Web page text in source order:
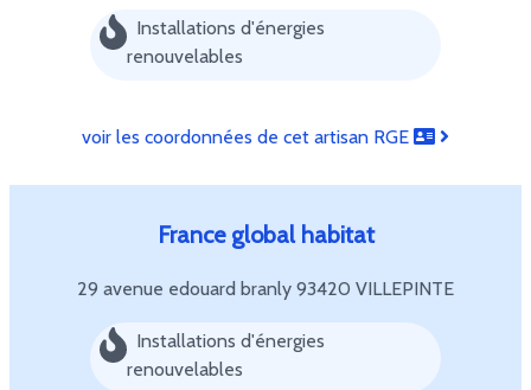
Installations d'énergies
renouvelables
voir les coordonnées de cet artisan RGE
France global habitat
29 avenue edouard branly 93420 VILLEPINTE
Installations d'énergies
renouvelables